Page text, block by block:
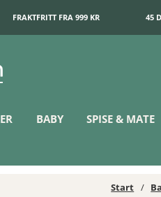
FRAKTFRITT FRA 999 KR 45
BABY SPISE & MATE
Start